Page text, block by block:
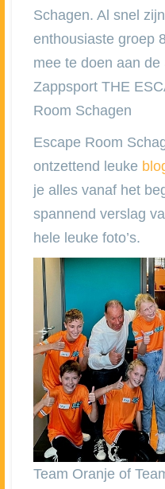
Schagen. Al snel
enthousiaste groep
mee te doen aan
Zappsport THE
Room Schagen
Escape Room
ontzettend leuke
je alles vanaf het
spannend verslag
hele leuke foto’s.
Team Oranje of